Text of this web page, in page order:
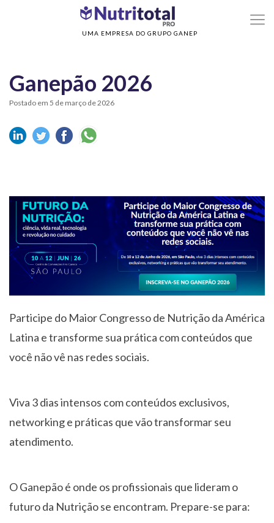
UMA EMPRESA DO GRUPO GANEP
Ganepão 2026
Ganepão 2026
Postado em 5 de março de 2026
Participe do Maior Congresso de Nutrição da América
Latina e transforme sua prática com conteúdos que
você não vê nas redes sociais.
Viva 3 dias intensos com conteúdos exclusivos,
networking e práticas que vão transformar seu
atendimento.
O Ganepão é onde os profissionais que lideram o
futuro da Nutrição se encontram. Prepare-se para: